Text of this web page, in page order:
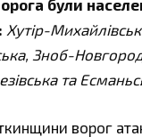
були
Хутір-
Зноб-
та
ворог